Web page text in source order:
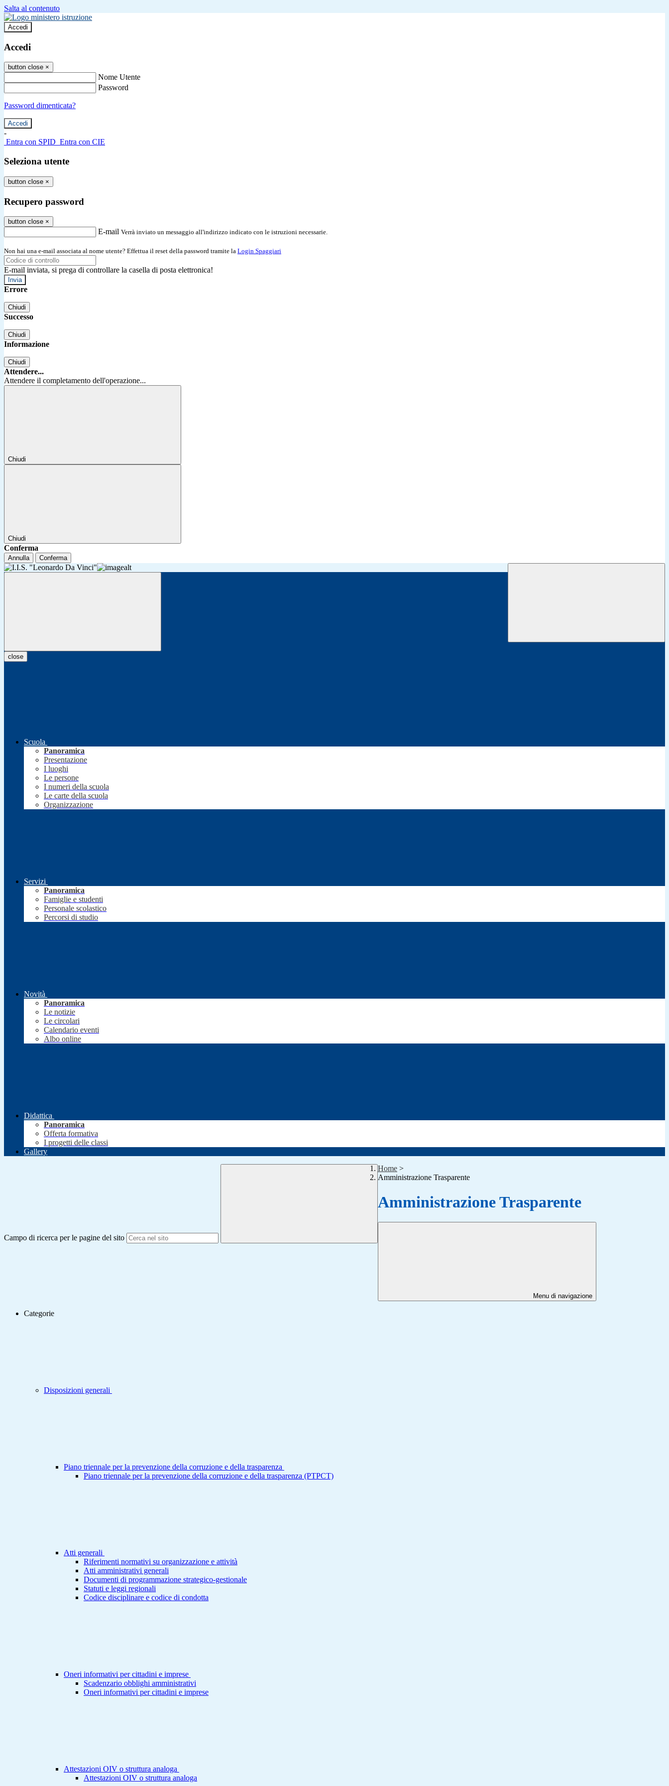
Salta al contenuto
Accedi
Accedi
button close ×
Nome Utente
Password
Password dimenticata?
-
Entra con SPID Entra con CIE
Seleziona utente
button close ×
Recupero password
button close ×
E-mail Verrà inviato un messaggio all'indirizzo indicato con le istruzioni necessarie.
Non hai una e-mail associata al nome utente? Effettua il reset della password tramite la Login Spaggiari
E-mail inviata, si prega di controllare la casella di posta elettronica!
Errore
Chiudi
Successo
Chiudi
Informazione
Chiudi
Attendere...
Attendere il completamento dell'operazione...
Chiudi
Chiudi
Conferma
Annulla Conferma
close
Scuola
Panoramica
Presentazione
I luoghi
Le persone
I numeri della scuola
Le carte della scuola
Organizzazione
Servizi
Panoramica
Famiglie e studenti
Personale scolastico
Percorsi di studio
Novità
Panoramica
Le notizie
Le circolari
Calendario eventi
Albo online
Didattica
Panoramica
Offerta formativa
I progetti delle classi
Gallery
Campo di ricerca per le pagine del sito
Home >
Amministrazione Trasparente
Amministrazione Trasparente
Menu di navigazione
Categorie
Disposizioni generali
Piano triennale per la prevenzione della corruzione e della trasparenza
Piano triennale per la prevenzione della corruzione e della trasparenza (PTPCT)
Atti generali
Riferimenti normativi su organizzazione e attività
Atti amministrativi generali
Documenti di programmazione strategico-gestionale
Statuti e leggi regionali
Codice disciplinare e codice di condotta
Oneri informativi per cittadini e imprese
Scadenzario obblighi amministrativi
Oneri informativi per cittadini e imprese
Attestazioni OIV o struttura analoga
Attestazioni OIV o struttura analoga